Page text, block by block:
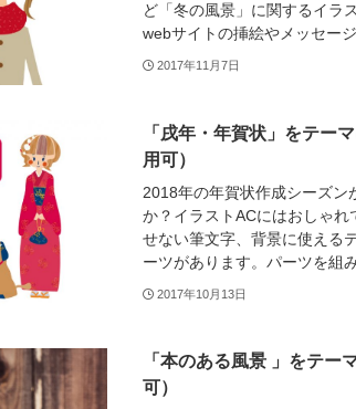
ど「冬の風景」に関するイラ
webサイトの挿絵やメッセー
2017年11月7日
「戌年・年賀状」をテー
用可）
2018年の年賀状作成シーズン
か？イラストACにはおしゃ
せない筆文字、背景に使える
ーツがあります。パーツを組
2017年10月13日
「本のある風景 」をテー
可）